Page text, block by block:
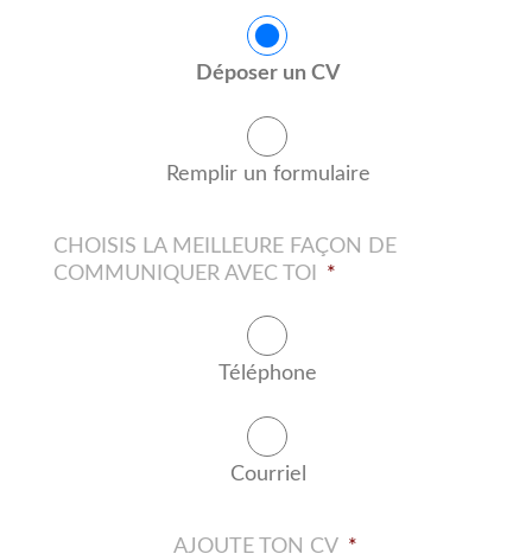
Déposer un CV
Remplir un formulaire
CHOISIS LA MEILLEURE FAÇON DE
COMMUNIQUER AVEC TOI
*
Téléphone
Courriel
AJOUTE TON CV *